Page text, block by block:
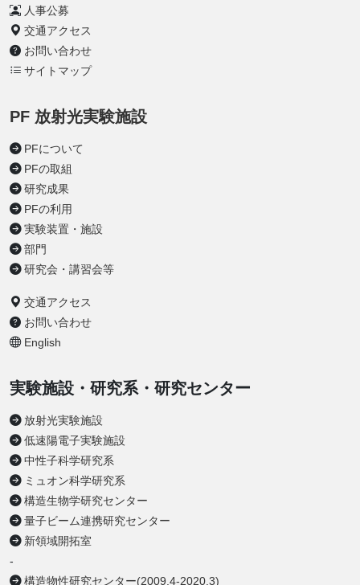
人事公募
交通アクセス
お問い合わせ
サイトマップ
PF 放射光実験施設
PFについて
PFの取組
研究成果
PFの利用
実験装置・施設
部門
研究会・講習会等
交通アクセス
お問い合わせ
English
実験施設・研究系・研究センター
放射光実験施設
低速陽電子実験施設
中性子科学研究系
ミュオン科学研究系
構造生物学研究センター
量子ビーム連携研究センター
新領域開拓室
-
構造物性研究センター(2009.4-2020.3)